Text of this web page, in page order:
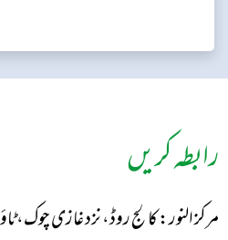
رابطہ کریں
مرکز النور: کالج روڈ، نزد غازی چوک،